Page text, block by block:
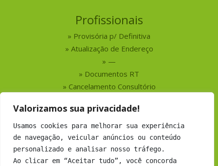
Valorizamos sua privacidade!
Usamos cookies para melhorar sua experiência
de navegação, veicular anúncios ou conteúdo
personalizado e analisar nosso tráfego.
Ao clicar em “Aceitar tudo”, você concorda
Profissionais
Provisória p/ Definitiva
Atualização de Endereço
—
Documentos RT
Cancelamento Consultório
Serviços
Busca por Profissionais
Busca por Empresas
Números do CRMV-MS